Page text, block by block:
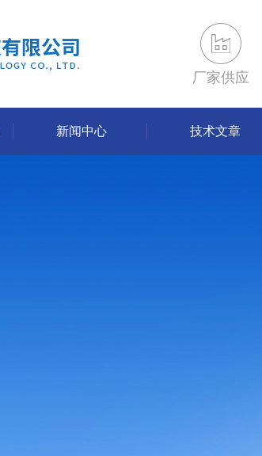
厂家供应
新闻中心 技术文章